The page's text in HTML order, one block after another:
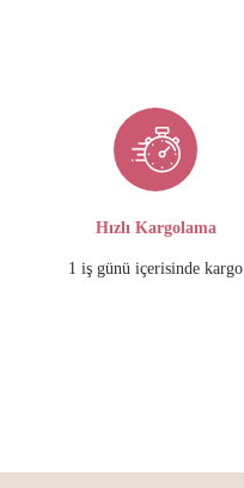
Hızlı Kargolama
1 iş günü içerisinde kargo